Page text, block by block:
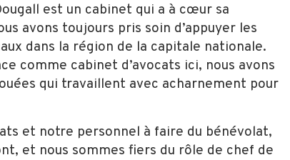
est un cabinet qui a à cœur sa
avons toujours pris soin d’appuyer les
dans la région de la capitale nationale.
comme cabinet d’avocats ici, nous avons
qui travaillent avec acharnement pour
et notre personnel à faire du bénévolat,
et nous sommes fiers du rôle de chef de